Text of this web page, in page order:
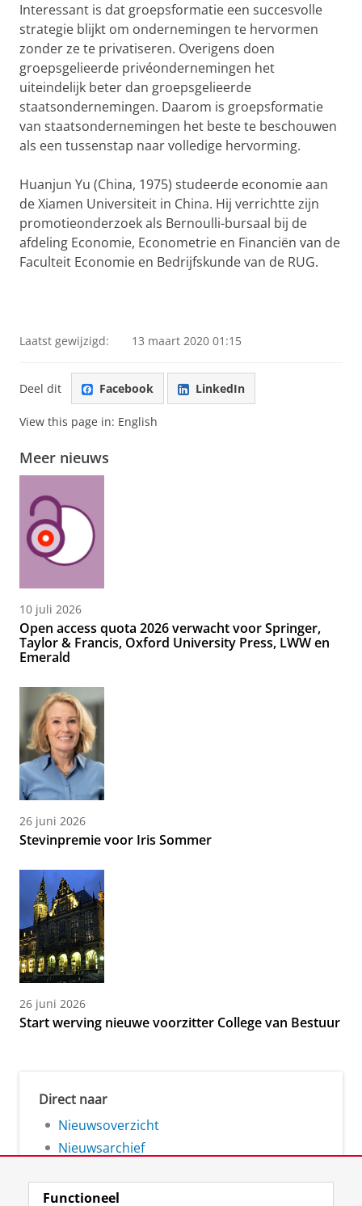
Interessant is dat groepsformatie een succesvolle
strategie blijkt om ondernemingen te hervormen
zonder ze te privatiseren. Overigens doen
groepsgelieerde privéondernemingen het
uiteindelijk beter dan groepsgelieerde
staatsondernemingen. Daarom is groepsformatie
van staatsondernemingen het beste te beschouwen
als een tussenstap naar volledige hervorming.
Huanjun Yu (China, 1975) studeerde economie aan
de Xiamen Universiteit in China. Hij verrichtte zijn
promotieonderzoek als Bernoulli-bursaal bij de
afdeling Economie, Econometrie en Financiën van de
Faculteit Economie en Bedrijfskunde van de RUG.
Laatst gewijzigd: 13 maart 2020 01:15
Deel dit Facebook LinkedIn
View this page in: English
Meer nieuws
10 juli 2026
Open access quota 2026 verwacht voor Springer,
Taylor & Francis, Oxford University Press, LWW en
Emerald
26 juni 2026
Stevinpremie voor Iris Sommer
26 juni 2026
Start werving nieuwe voorzitter College van Bestuur
Direct naar
Nieuwsoverzicht
Nieuwsarchief
Functioneel